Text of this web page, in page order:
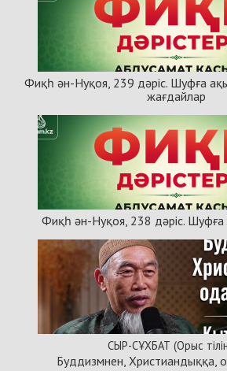
Фиқһ ән-Нуқоя, 239 дәріс. Шуфға
жағдайлар
Фиқһ ән-Нуқоя, 238 дәріс. Шуфға
СЫР-СҰХБАТ (Орыс
Буддизмнен, Христиандыққа,